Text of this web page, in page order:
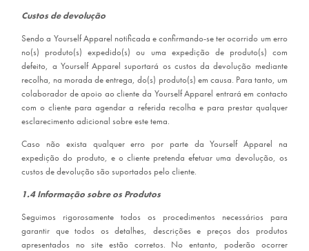
Custos de devolução
Sendo a Yourself Apparel notificada e confirmando-se ter ocorrido um erro
no(s) produto(s) expedido(s) ou uma expedição de produto(s) com
defeito, a Yourself Apparel suportará os custos da devolução mediante
recolha, na morada de entrega, do(s) produto(s) em causa. Para tanto, um
colaborador de apoio ao cliente da Yourself Apparel entrará em contacto
com o cliente para agendar a referida recolha e para prestar qualquer
esclarecimento adicional sobre este tema.
Caso não exista qualquer erro por parte da Yourself Apparel na
expedição do produto, e o cliente pretenda efetuar uma devolução, os
custos de devolução são suportados pelo cliente.
1.4 Informação sobre os Produtos
Seguimos rigorosamente todos os procedimentos necessários para
garantir que todos os detalhes, descrições e preços dos produtos
apresentados no site estão corretos. No entanto, poderão ocorrer